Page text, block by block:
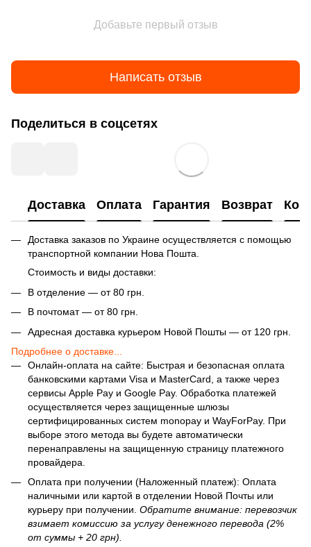
Добавьте первый отзыв
Написать отзыв
Поделиться в соцсетях
Доставка Оплата Гарантия Возврат
Доставка заказов по Украине осуществляется с помощью
транспортной компании Нова Пошта.
Стоимость и виды доставки:
В отделение — от 80 грн.
В почтомат — от 80 грн.
Адресная доставка курьером Новой Пошты — от 120 грн.
Подробнее о доставке...
Онлайн-оплата на сайте: Быстрая и безопасная оплата
банковскими картами Visa и MasterCard, а также через
сервисы Apple Pay и Google Pay. Обработка платежей
осуществляется через защищенные шлюзы
сертифицированных систем monopay и WayForPay. При
выборе этого метода вы будете автоматически
перенаправлены на защищенную страницу платежного
провайдера.
Оплата при получении (Наложенный платеж): Оплата
наличными или картой в отделении Новой Почты или
курьеру при получении. Обратите внимание: перевозчик
взимает комиссию за услугу денежного перевода (2%
от суммы + 20 грн).